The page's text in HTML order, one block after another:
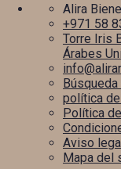
Alira
+971 58
Torre Iris
Árabes
política
Política
Aviso
Mapa del